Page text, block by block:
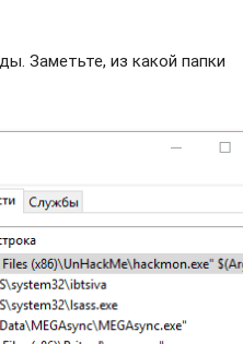
Заметьте, из какой папки